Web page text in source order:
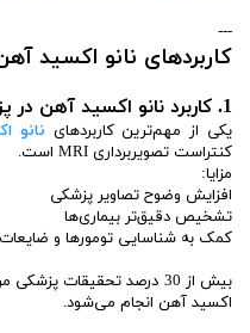
---
کاربردهای نانو اکسید
1. کاربرد نانو اکسید آهن در پزشکی و MRI
یکی از مهم‌ترین کاربردهای نانو
کنتراست تصویربرداری MRI است.
مزایا:
افزایش وضوح تصاویر پزشکی
تشخیص دقیق‌تر بیماری‌ها
کمک به شناسایی تومورها و ضایعات
بیش از 30 درصد تحقیقات
اکسید آهن انجام می‌شود.